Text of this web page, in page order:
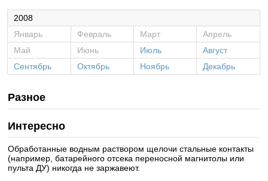
2008
Январь
Февраль Март
Апрель
Май
Июнь Июль
Август
Сентябрь
Октябрь Ноябрь Декабрь
Разное
Интересно
Обработанные водным раствором щелочи стальные контакты
(например, батарейного отсека переносной магнитолы или
пульта ДУ) никогда не заржавеют.